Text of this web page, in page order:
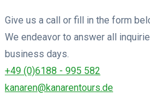
Give us a call or fill in the form
We endeavor to answer all
business days.
+49 (0)6188 - 995 582
kana­ren@kanarentours.de